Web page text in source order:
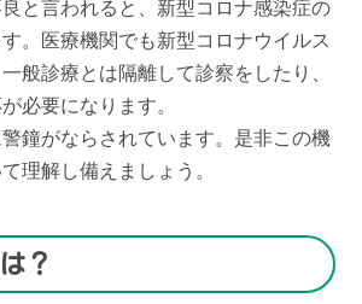
と言われると、新型コロナ感染症の
。医療機関でも新型コロナウイルス
般診療とは隔離して診察をしたり、
必要になります。
鐘がならされています。是非この機
理解し備えましょう。
？